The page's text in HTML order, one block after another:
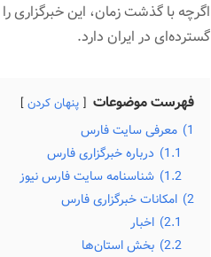
اگرچه با گذشت زمان، این خبرگزاری
گسترده‌ای در ایران دارد.
فهرست موضوعات پنهان کردن
1) معرفی سایت فارس
1.1) درباره خبرگزاری فارس
1.2) شناسنامه سایت فارس نیوز
2) امکانات خبرگزاری فارس
2.1) اخبار
2.2) بخش استان‌ها